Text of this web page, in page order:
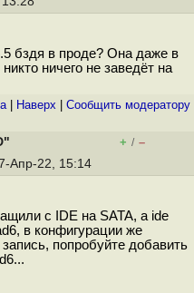
бздя в проде? Она даже в
ничего не заведёт на
| Наверх Cообщить модератору
+ / –
Апр-22, 15:14
с IDE на SATA, а ide
в конфигурации же
попробуйте добавить